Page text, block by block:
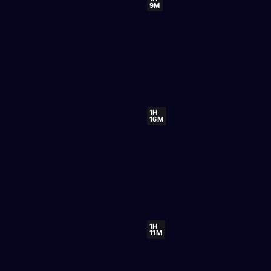
9M
1H
16M
1H
11M